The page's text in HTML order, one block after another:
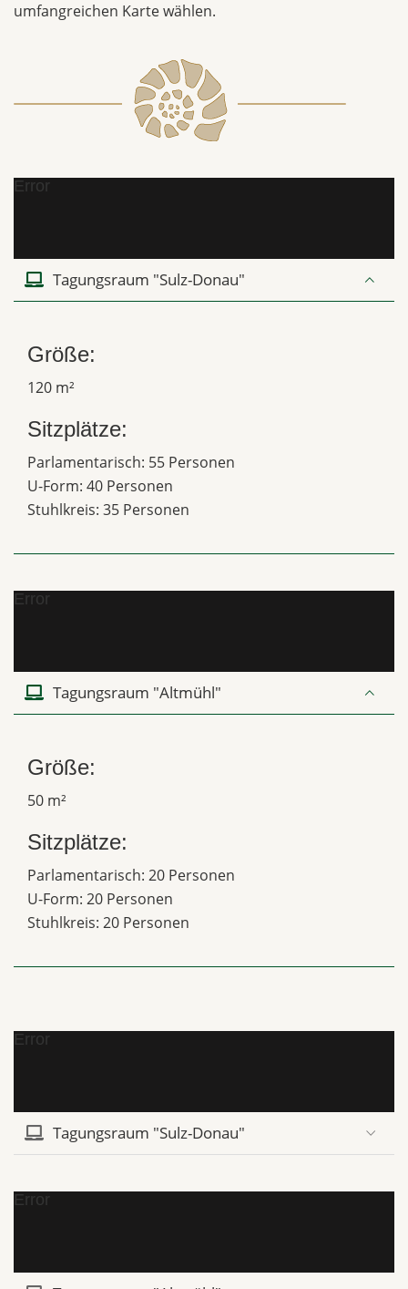
umfangreichen Karte wählen.
Error
Tagungsraum "Sulz-Donau"
Größe:
120 m²
Sitzplätze:
Parlamentarisch: 55 Personen
U-Form: 40 Personen
Stuhlkreis: 35 Personen
Error
Tagungsraum "Altmühl"
Größe:
50 m²
Sitzplätze:
Parlamentarisch: 20 Personen
U-Form: 20 Personen
Stuhlkreis: 20 Personen
Error
Tagungsraum "Sulz-Donau"
Error